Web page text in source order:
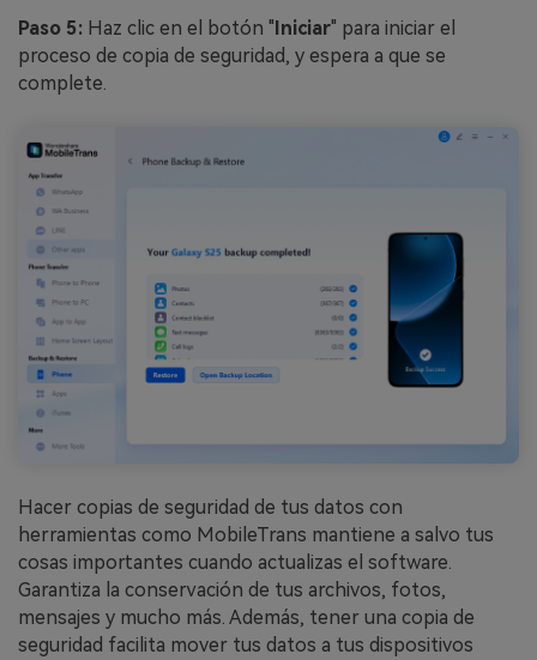
Paso 5: Haz clic en el botón "Iniciar" para iniciar el
proceso de copia de seguridad, y espera a que se
complete.
Hacer copias de seguridad de tus datos con
herramientas como MobileTrans mantiene a salvo tus
cosas importantes cuando actualizas el software.
Garantiza la conservación de tus archivos, fotos,
mensajes y mucho más. Además, tener una copia de
seguridad facilita mover tus datos a tus dispositivos